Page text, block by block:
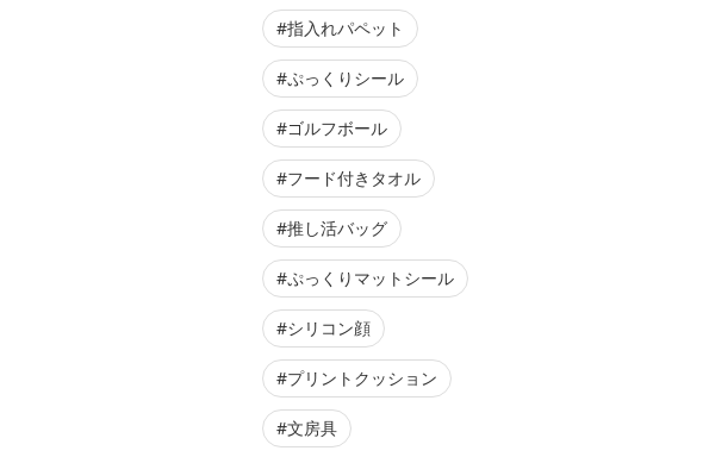
#指入れパペット
#ぷっくりシール
#ゴルフボール
#フード付きタオル
#推し活バッグ
#ぷっくりマットシール
#シリコン顔
#プリントクッション
#文房具